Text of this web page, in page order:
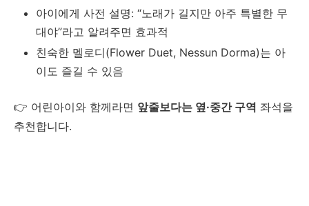
아이에게 사전 설명: “노래가 길지만 아주 특별한 무
대야”라고 알려주면 효과적
친숙한 멜로디(Flower Duet, Nessun Dorma)는 아
이도 즐길 수 있음
👉 어린아이와 함께라면 앞줄보다는 옆·중간 구역 좌석을
추천합니다.